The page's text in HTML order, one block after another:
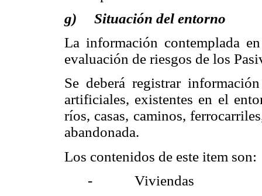
g) Situación del entorno
La información contemplada
evaluación de riesgos de los
Se deberá registrar
artificiales, existentes en el
ríos, casas, caminos,
abandonada.
Los contenidos de este item son:
- Viviendas